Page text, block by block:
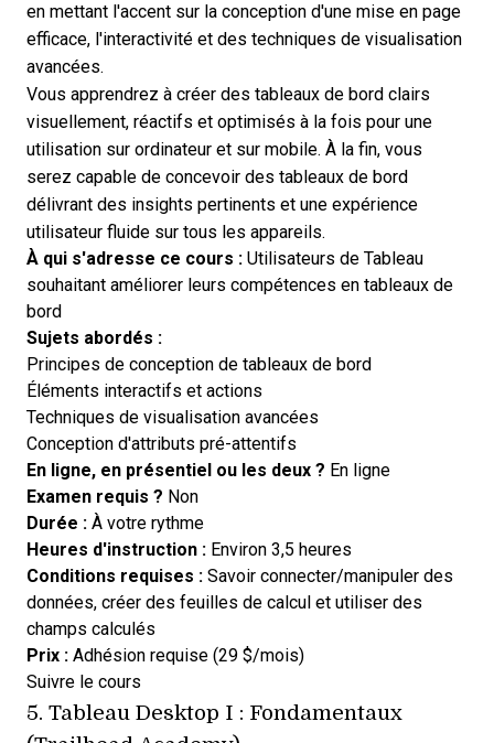
en mettant l'accent sur la conception d'une mise en page
efficace, l'interactivité et des techniques de visualisation
avancées.
Vous apprendrez à créer des tableaux de bord clairs
visuellement, réactifs et optimisés à la fois pour une
utilisation sur ordinateur et sur mobile. À la fin, vous
serez capable de concevoir des tableaux de bord
délivrant des insights pertinents et une expérience
utilisateur fluide sur tous les appareils.
À qui s'adresse ce cours : Utilisateurs de Tableau
souhaitant améliorer leurs compétences en tableaux de
bord
Sujets abordés :
Principes de conception de tableaux de bord
Éléments interactifs et actions
Techniques de visualisation avancées
Conception d'attributs pré-attentifs
En ligne, en présentiel ou les deux ? En ligne
Examen requis ? Non
Durée : À votre rythme
Heures d'instruction : Environ 3,5 heures
Conditions requises : Savoir connecter/manipuler des
données, créer des feuilles de calcul et utiliser des
champs calculés
Prix : Adhésion requise (29 $/mois)
Suivre le cours
5. Tableau Desktop I : Fondamentaux